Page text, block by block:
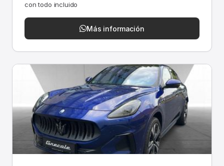
con todo incluido
Más información